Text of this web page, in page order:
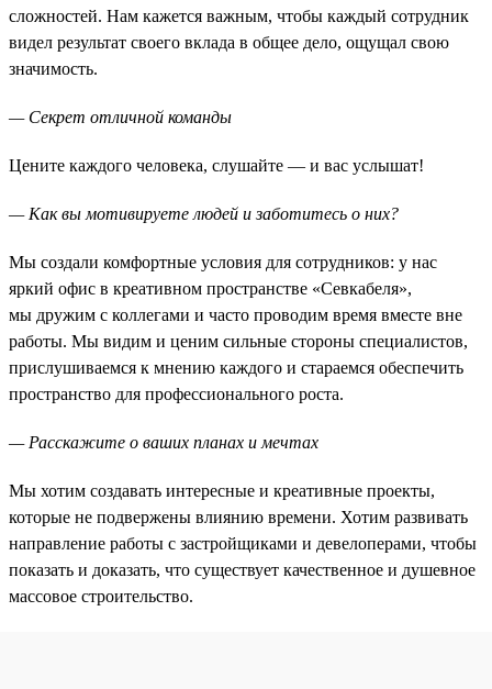
сложностей. Нам кажется важным, чтобы каждый сотрудник
видел результат своего вклада в общее дело, ощущал свою
значимость.
— Секрет отличной команды
Цените каждого человека, слушайте — и вас услышат!
— Как вы мотивируете людей и заботитесь о них?
Мы создали комфортные условия для сотрудников: у нас
яркий офис в креативном пространстве «Севкабеля»,
мы дружим с коллегами и часто проводим время вместе вне
работы. Мы видим и ценим сильные стороны специалистов,
прислушиваемся к мнению каждого и стараемся обеспечить
пространство для профессионального роста.
— Расскажите о ваших планах и мечтах
Мы хотим создавать интересные и креативные проекты,
которые не подвержены влиянию времени. Хотим развивать
направление работы с застройщиками и девелоперами, чтобы
показать и доказать, что существует качественное и душевное
массовое строительство.